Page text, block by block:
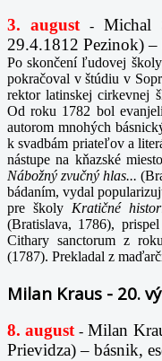
3. august -Michal
29.4.1812 Pezinok) –
Po skončení ľudovej
pokračoval v štúdiu v
rektor latinskej cirkevnej
Od roku 1782 bol
autorom mnohých
k svadbám priateľov a
nástupe na kňazské
Nábožný zvučný hlas...
bádaním, vydal
pre školy Kratičné
(Bratislava, 1786),
Cithary sanctorum z
(1787). Prekladal z
Milan Kraus - 20.
8. august -Milan
Prievidza) – básnik,